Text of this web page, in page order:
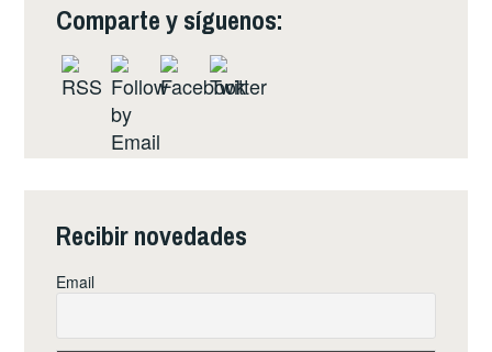
Comparte y síguenos:
Recibir novedades
Email